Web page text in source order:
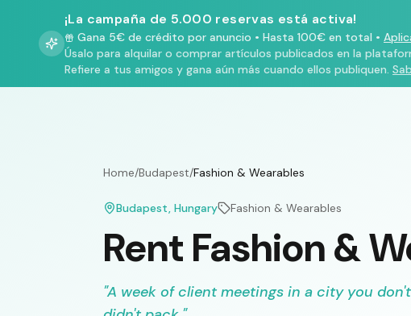
¡La campaña de 5.000 reservas está activa!
Gana 5€ de crédito por anuncio • Hasta 100€ en total •
Úsalo para alquilar o comprar artículos publicados en la
Refiere a tus amigos y gana aún más cuando ellos publiquen.
Home/Budapest/Fashion & Wearables
Budapest, Hungary Fashion & Wearables
Rent Fashion &
"A week of client meetings in a city you